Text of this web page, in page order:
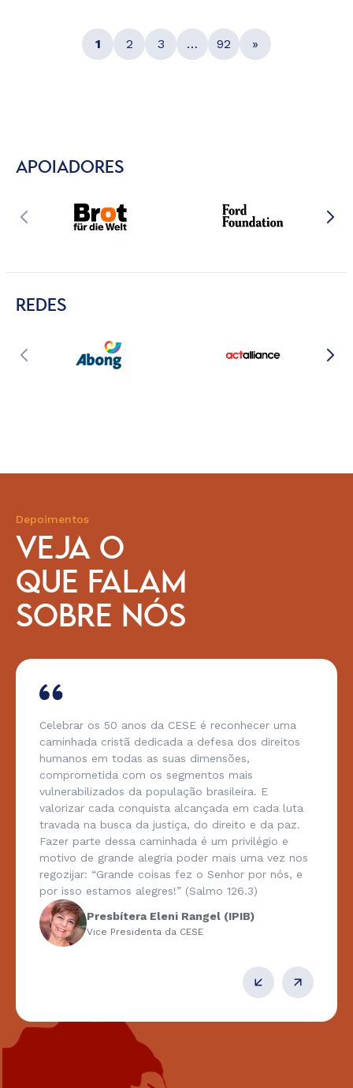
1 2 3 … 92 »
APOIADORES
REDES
Depoimentos
VEJA O
QUE FALAM
SOBRE NÓS
Celebrar os 50 anos da CESE é reconhecer uma
caminhada cristã dedicada a defesa dos direitos
humanos em todas as suas dimensões,
comprometida com os segmentos mais
vulnerabilizados da população brasileira. E
valorizar cada conquista alcançada em cada luta
travada na busca da justiça, do direito e da paz.
Fazer parte dessa caminhada é um privilégio e
motivo de grande alegria poder mais uma vez nos
regozijar: “Grande coisas fez o Senhor por nós, e
por isso estamos alegres!” (Salmo 126.3)
Presbítera Eleni Rangel (IPIB)
Vice Presidenta da CESE